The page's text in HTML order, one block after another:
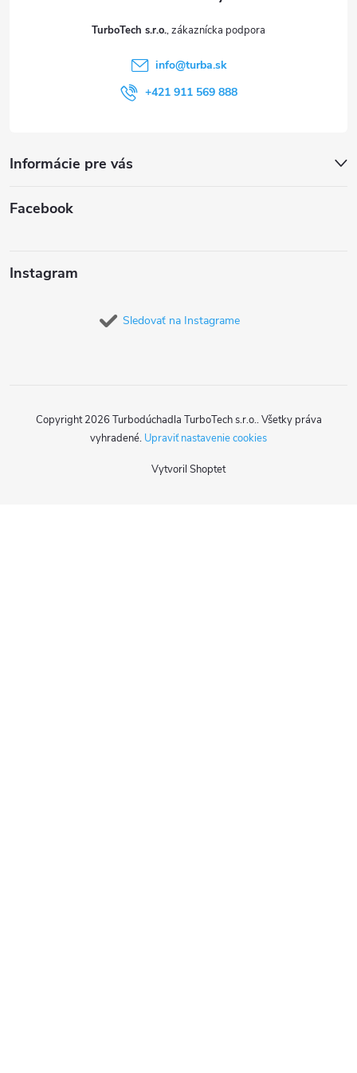
TurboTech s.r.o.
info@turba.sk
+421 911 569 888
Informácie pre vás
Facebook
Instagram
Sledovať na Instagrame
Vytvoril Shoptet
Copyright 2026 Turbodúchadla TurboTech s.r.o.. Všetky práva
vyhradené. Upraviť nastavenie cookies